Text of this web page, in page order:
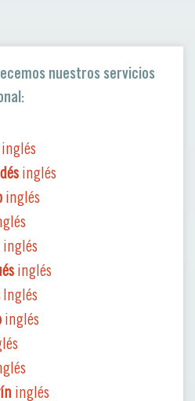
nuestros servicios
inglés
inglés
inglés
inglés
inglés
Inglés
inglés
inglés